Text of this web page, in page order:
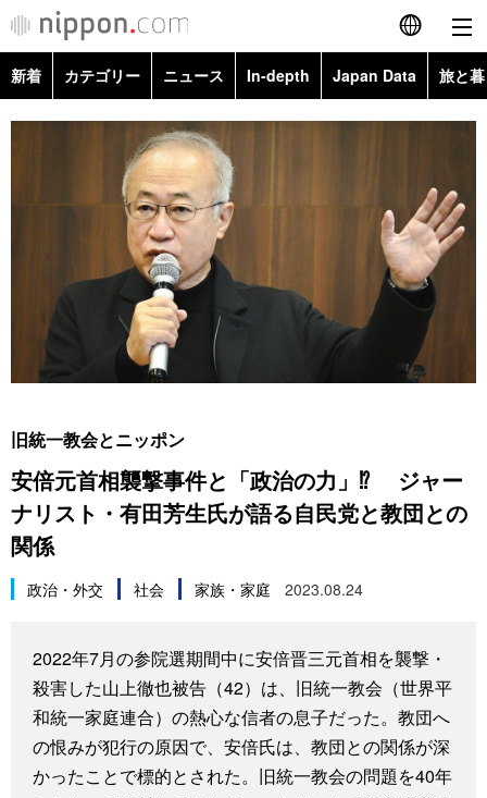
English
Français
Español
カテゴリー
政治・外交
経済・ビジネス
社会
文化
科学・技術
スポーツ・東京2020
トップ
In-depth
旅と暮らし
動画/Live
Books
Topics
Images
新着 カテゴリー ニュース In-depth Japan Data 旅と
政治・外交
経済・ビジネス
文化
スポーツ・東京2020
Topics
Images
People
東京
お知らせ
旧統一教会とニッポン
安倍元首相襲撃事件と「政治の力」⁉ ジャー
ナリスト・有田芳生氏が語る自民党と教団との
関係
政治・外交 社会 家族・家庭 2023.08.24
2022年7月の参院選期間中に安倍晋三元首相を襲撃・
殺害した山上徹也被告（42）は、旧統一教会（世界平
和統一家庭連合）の熱心な信者の息子だった。教団へ
の恨みが犯行の原因で、安倍氏は、教団との関係が深
かったことで標的とされた。旧統一教会の問題を40年